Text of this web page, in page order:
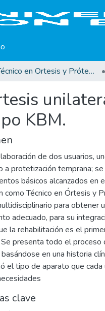
Técnico en Ortesis y Prótesis
KBM.
de dos usuarios,
a protetización temprana;
básicos alcanzados en
como Técnico en Órtesis y
para obtener
adecuado, para su
la rehabilitación es el
presenta todo el proceso
en una historia
el tipo de aparato que
clave